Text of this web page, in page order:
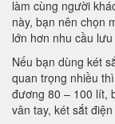
làm cùng người
này, bạn nên chọn
lớn hơn nhu cầu
Nếu bạn dùng két
quan trọng nhiều
đương 80 – 100 lít,
vân tay, két sắt